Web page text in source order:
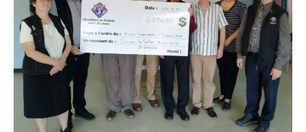
plus
de
6500
la
communauté